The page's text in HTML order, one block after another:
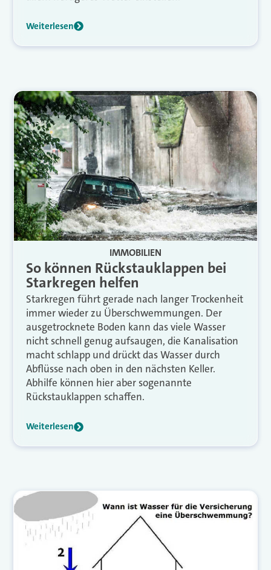
Weiterlesen
IMMOBILIEN
So können Rückstauklappen bei
Starkregen helfen
Starkregen führt gerade nach langer Trockenheit
immer wieder zu Überschwemmungen. Der
ausgetrocknete Boden kann das viele Wasser
nicht schnell genug aufsaugen, die Kanalisation
macht schlapp und drückt das Wasser durch
Abflüsse nach oben in den nächsten Keller.
Abhilfe können hier aber sogenannte
Rückstauklappen schaffen.
Weiterlesen